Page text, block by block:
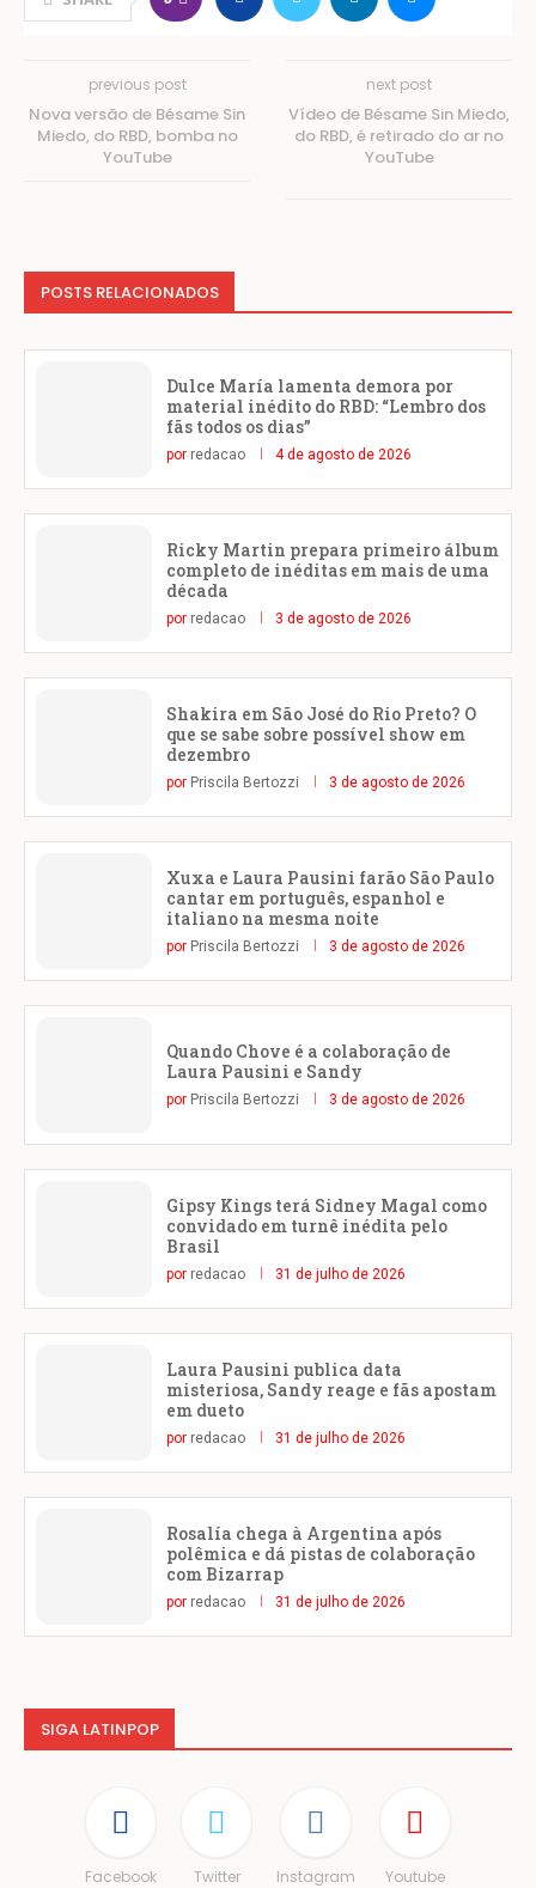
previous post
Nova versão de Bésame Sin
Miedo, do RBD, bomba no
YouTube
next post
Vídeo de Bésame Sin Miedo,
do RBD, é retirado do ar no
YouTube
POSTS RELACIONADOS
Dulce María lamenta demora por
material inédito do RBD: “Lembro dos
fãs todos os dias”
por redacao 4 de agosto de 2026
Ricky Martin prepara primeiro álbum
completo de inéditas em mais de uma
década
por redacao 3 de agosto de 2026
Shakira em São José do Rio Preto? O
que se sabe sobre possível show em
dezembro
por Priscila Bertozzi 3 de agosto de 2026
Xuxa e Laura Pausini farão São Paulo
cantar em português, espanhol e
italiano na mesma noite
por Priscila Bertozzi 3 de agosto de 2026
Quando Chove é a colaboração de
Laura Pausini e Sandy
por Priscila Bertozzi 3 de agosto de 2026
Gipsy Kings terá Sidney Magal como
convidado em turnê inédita pelo
Brasil
por redacao 31 de julho de 2026
Laura Pausini publica data
misteriosa, Sandy reage e fãs apostam
em dueto
por redacao 31 de julho de 2026
Rosalía chega à Argentina após
polêmica e dá pistas de colaboração
com Bizarrap
por redacao 31 de julho de 2026
SIGA LATINPOP
Facebook Twitter Instagram Youtube